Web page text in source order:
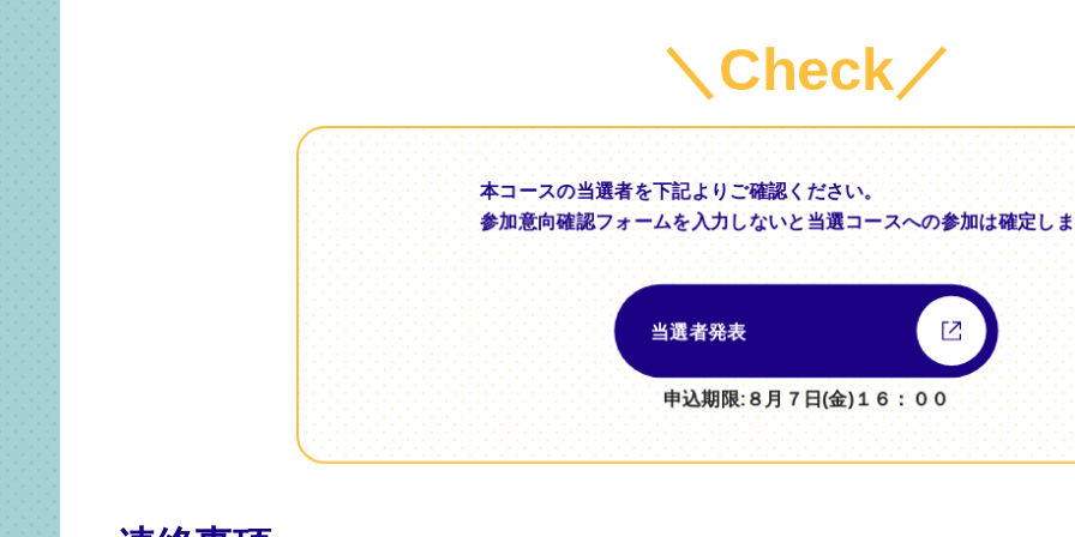
＼Check／
本コースの当選者を下記よりご確認ください。
参加意向確認フォームを入力しないと当選コースへの参加は確定し
当選者発表
申込期限:８月７日(金)１６：００